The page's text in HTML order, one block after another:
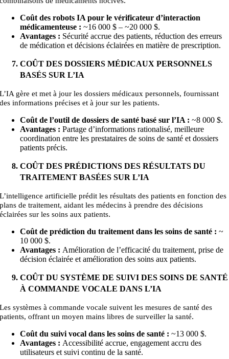
Coût des robots IA pour le vérificateur d’interaction
médicamenteuse : ~16 000 $ – ~20000 $.
Avantages : Sécurité accrue des patients, réduction des erreurs
de médication et décisions éclairées en matière de prescription.
COÛT DES DOSSIERS MÉDICAUX PERSONNELS
BASÉS SUR L’IA
L’IA gère et met à jour les dossiers médicaux personnels, fournissant
des informations précises et à jour sur les patients.
Coût de l’outil de dossiers de santé basé sur l’IA : ~8 000 $.
Avantages :Partage d’informations rationalisé, meilleure
coordination entre les prestataires de soins de santé et dossiers
patients précis.
COÛT DES PRÉDICTIONS DES RÉSULTATS DU
TRAITEMENT BASÉES SUR L’IA
L’intelligence artificielle prédit les résultats des patients en fonction des
plans de traitement, aidant les médecins à prendre des décisions
éclairées sur les soins aux patients.
Coût de prédiction du traitement dans les soins de santé : ~
10000 $.
Avantages : Amélioration de l’efficacité du traitement, prise de
décision éclairée et amélioration des soins aux patients.
COÛT DU SYSTÈME DE SUIVI DES SOINS DE SANTÉ
À COMMANDE VOCALE DANS L’IA
Les systèmes à commande vocale suivent les mesures de santé des
patients, offrant un moyen mains libres de surveiller la santé.
Coût du suivi vocal dans les soins de santé : ~13 000 $.
Avantages : Accessibilité accrue, engagement accru des
utilisateurs et suivi continu de la santé.